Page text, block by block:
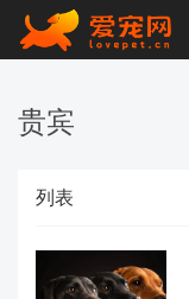
贵宾
列表